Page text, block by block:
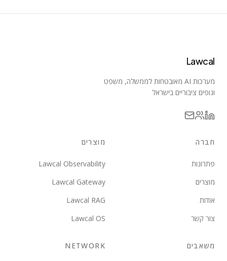
Lawcal
מערכות AI מאובטחות לממשלה, משפט
וגופים ציבוריים בישראל
חברה
פתרונות
מוצרים
אודות
צור קשר
מוצרים
Lawcal Observability
Lawcal Gateway
Lawcal RAG
Lawcal OS
משאבים NETWORK